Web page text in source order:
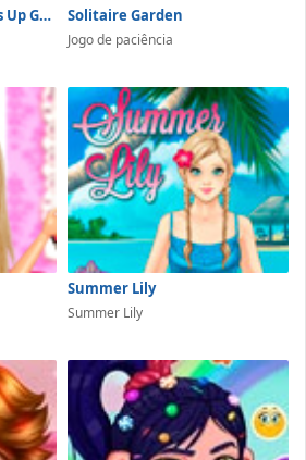
Princess Wedding Dress Up Game Solitaire Garden
Jogo de paciência
Summer Lily
Summer Lily